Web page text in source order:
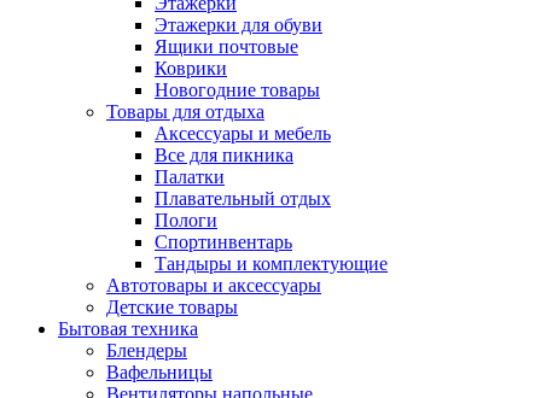
Этажерки для обуви
Ящики почтовые
Коврики
Новогодние товары
Товары для отдыха
Аксессуары и мебель
Все для пикника
Палатки
Плавательный отдых
Пологи
Спортинвентарь
Тандыры и комплектующие
Автотовары и аксессуары
Детские товары
Бытовая техника
Блендеры
Вафельницы
Вентиляторы напольные